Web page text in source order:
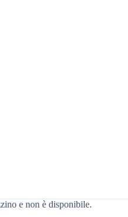
e non è disponibile.